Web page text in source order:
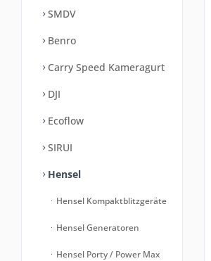
SMDV
Benro
Carry Speed Kameragurt
DJI
Ecoflow
SIRUI
Hensel
Hensel Kompaktblitzgeräte
Hensel Generatoren
Hensel Porty / Power Max